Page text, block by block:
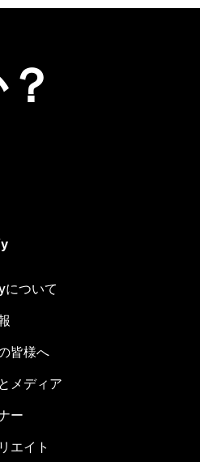
ついて
皆様へ
メディア
ー
エイト